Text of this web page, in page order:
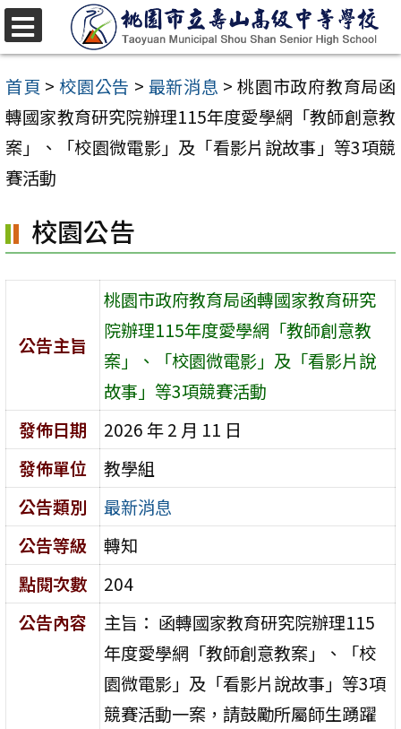
跳
至
主
要
內
容
首頁 > 校園公告 > 最新消息 > 桃園市政府教育局函
轉國家教育研究院辦理115年度愛學網「教師創意教
案」、「校園微電影」及「看影片說故事」等3項競
賽活動
校園公告
公告主旨
桃園市政府教育局函轉國家教育研究
院辦理115年度愛學網「教師創意教
案」、「校園微電影」及「看影片說
故事」等3項競賽活動
發佈日期
2026 年 2 月 11 日
發佈單位
教學組
公告類別
最新消息
公告等級
轉知
點閱次數
204
公告內容
主旨： 函轉國家教育研究院辦理115
年度愛學網「教師創意教案」、「校
園微電影」及「看影片說故事」等3項
競賽活動一案，請鼓勵所屬師生踴躍
選
單